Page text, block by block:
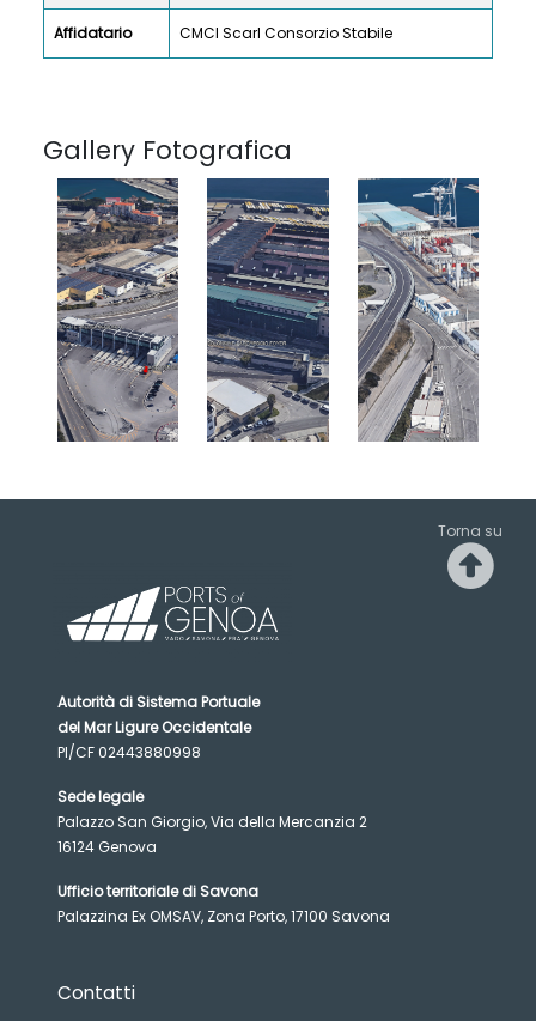
Affidatario CMCI Scarl Consorzio Stabile
Gallery Fotografica
Torna su
Autorità di Sistema Portuale
del Mar Ligure Occidentale
PI/CF 02443880998
Sede legale
Palazzo San Giorgio, Via della Mercanzia 2
16124 Genova
Ufficio territoriale di Savona
Palazzina Ex OMSAV, Zona Porto, 17100 Savona
Contatti